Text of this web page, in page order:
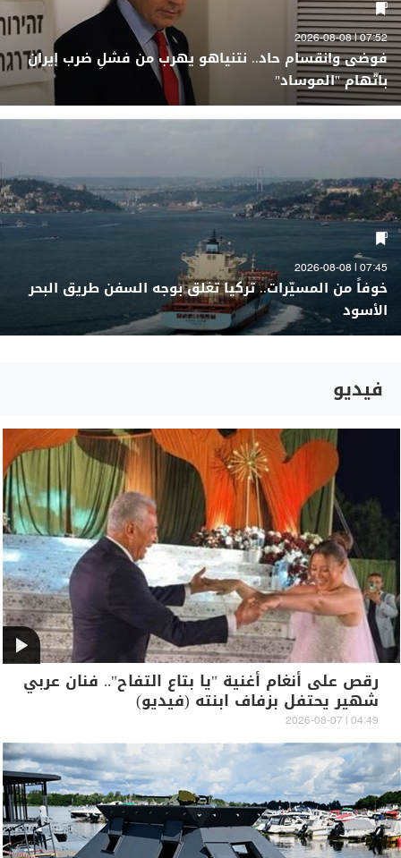
07:52 | 2026-08-08
فوضى وانقسام حاد.. نتنياهو يهرب من فشلِ ضرب إيران
باتّهام "الموساد"
07:45 | 2026-08-08
خوفاً من المسيّرات.. تركيا تغلق بوجه السفن طريق البحر
الأسود
فيديو
رقص على أنغام أغنية "يا بتاع التفاح".. فنان عربي
شهير يحتفل بزفاف ابنته (فيديو)
04:49 | 2026-08-07